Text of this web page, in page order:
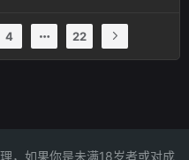
4 22
，如果你是未满18岁者或对成